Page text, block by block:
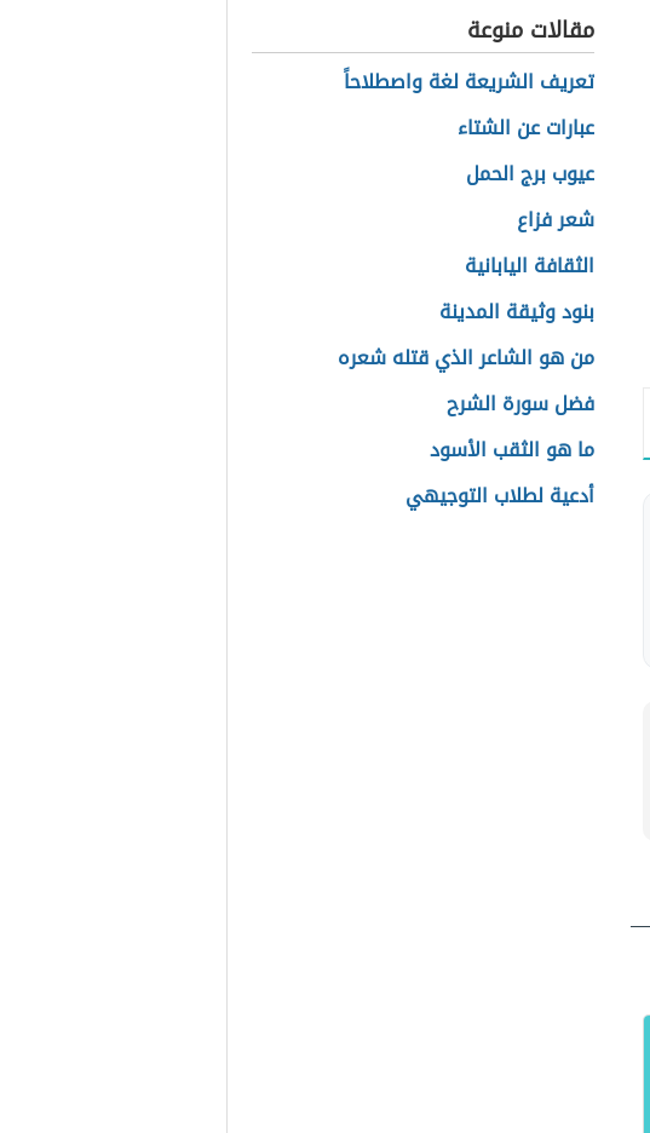
مقالات منوعة
تعريف الشريعة لغة واصطلاحاً
عبارات عن الشتاء
عيوب برج الحمل
شعر فزاع
الثقافة اليابانية
بنود وثيقة المدينة
من هو الشاعر الذي قتله شعره
فضل سورة الشرح
ما هو الثقب الأسود
أدعية لطلاب التوجيهي